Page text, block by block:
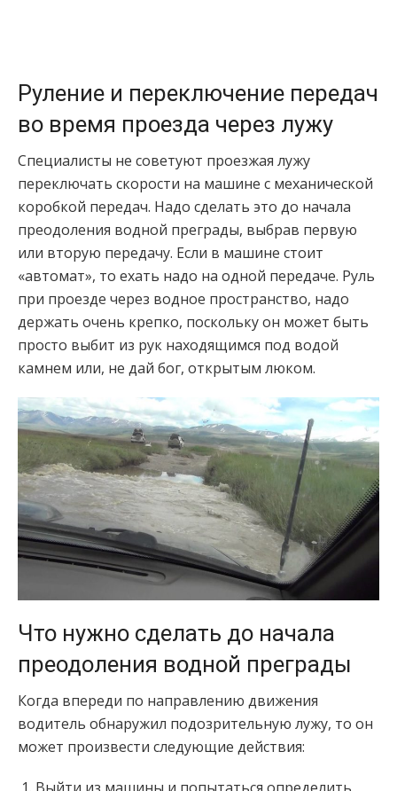
Руление и переключение передач
во время проезда через лужу
Специалисты не советуют проезжая лужу
переключать скорости на машине с механической
коробкой передач. Надо сделать это до начала
преодоления водной преграды, выбрав первую
или вторую передачу. Если в машине стоит
«автомат», то ехать надо на одной передаче. Руль
при проезде через водное пространство, надо
держать очень крепко, поскольку он может быть
просто выбит из рук находящимся под водой
камнем или, не дай бог, открытым люком.
Что нужно сделать до начала
преодоления водной преграды
Когда впереди по направлению движения
водитель обнаружил подозрительную лужу, то он
может произвести следующие действия: